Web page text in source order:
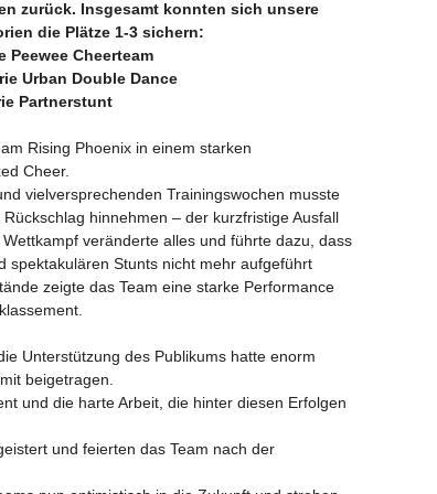
zurück. Insgesamt konnten sich unsere
die Plätze 1-3 sichern:
Peewee Cheerteam
Urban Double Dance
Partnerstunt
Rising Phoenix in einem starken
Cheer.
vielversprechenden Trainingswochen musste
hinnehmen – der kurzfristige Ausfall
veränderte alles und führte dazu, dass
spektakulären Stunts nicht mehr aufgeführt
zeigte das Team eine starke Performance
Unterstützung des Publikums hatte enorm
beigetragen.
und die harte Arbeit, die hinter diesen Erfolgen
und feierten das Team nach der